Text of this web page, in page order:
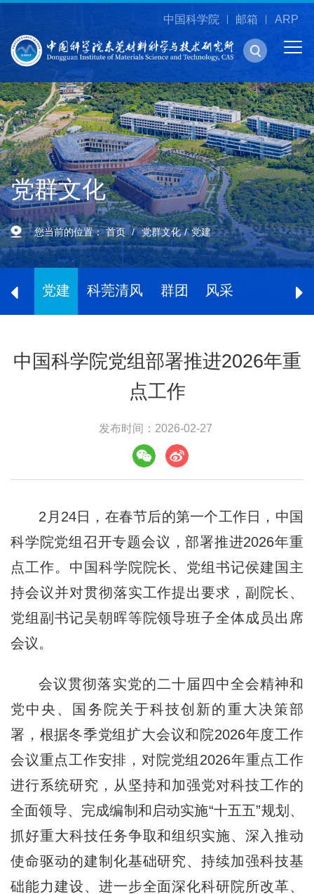
中国科学院 邮箱 ARP
党群文化
您当前的位置：首页 党群文化 党建
党建 科莞清风 群团 风采
中国科学院党组部署推进2026年重
点工作
发布时间：2026-02-27
2月24日，在春节后的第一个工作日，中国
科学院党组召开专题会议，部署推进2026年重
点工作。中国科学院院长、党组书记侯建国主
持会议并对贯彻落实工作提出要求，副院长、
党组副书记吴朝晖等院领导班子全体成员出席
会议。
会议贯彻落实党的二十届四中全会精神和
党中央、国务院关于科技创新的重大决策部
署，根据冬季党组扩大会议和院2026年度工作
会议重点工作安排，对院党组2026年重点工作
进行系统研究，从坚持和加强党对科技工作的
全面领导、完成编制和启动实施“十五五”规划、
抓好重大科技任务争取和组织实施、深入推动
使命驱动的建制化基础研究、持续加强科技基
础能力建设、进一步全面深化科研院所改革、